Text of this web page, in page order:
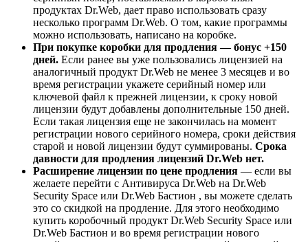
продуктах Dr.Web, дает право использовать сразу
несколько программ Dr.Web. О том, какие программы
можно использовать, написано на коробке.
При покупке коробки для продления — бонус +150
дней. Если ранее вы уже пользовались лицензией на
аналогичный продукт Dr.Web не менее 3 месяцев и во
время регистрации укажете серийный номер или
ключевой файл к прежней лицензии, к сроку новой
лицензии будут добавлены дополнительные 150 дней.
Если такая лицензия еще не закончилась на момент
регистрации нового серийного номера, сроки действия
старой и новой лицензии будут суммированы. Срока
давности для продления лицензий Dr.Web нет.
Расширение лицензии по цене продления — если вы
желаете перейти с Антивируса Dr.Web на Dr.Web
Security Space или Dr.Web Бастион , вы можете сделать
это со скидкой на продление. Для этого необходимо
купить коробочный продукт Dr.Web Security Space или
Dr.Web Бастион и во время регистрации нового